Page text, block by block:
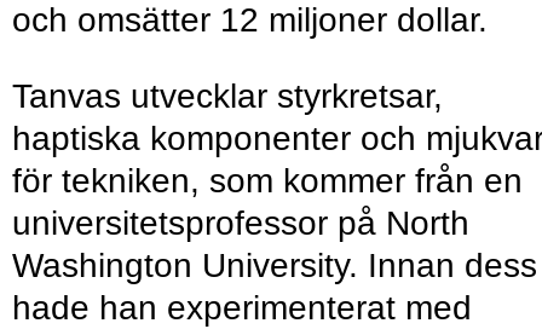
och omsätter 12 miljoner dollar.
Tanvas utvecklar styrkretsar,
haptiska komponenter och
för tekniken, som kommer från en
universitetsprofessor på North
Washington University. Innan dess
hade han experimenterat med